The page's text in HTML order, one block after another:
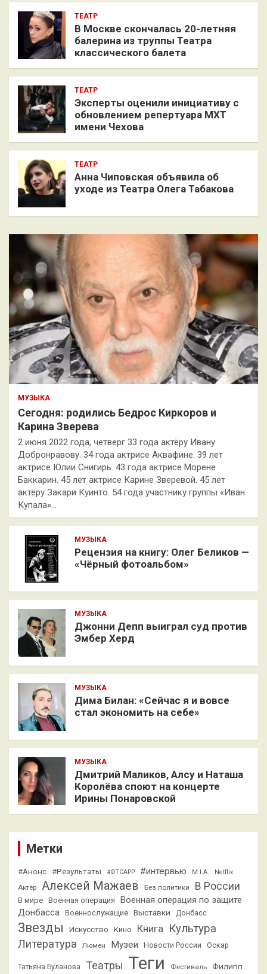
ТЕАТР
В Москве скончалась 20-летняя
балерина из труппы Театра
классического балета
ТЕАТР
Эксперты оценили инициативу с
обновлением репертуара МХТ
имени Чехова
ТЕАТР
Анна Чиповская объявила об
уходе из Театра Олега Табакова
МУЗЫКА
Сегодня: родились Бедрос Киркоров и
Карина Зверева
2 июня 2022 года, четверг 33 года актёру Ивану
Добронравову. 34 года актрисе Аквафине. 39 лет
актрисе Юлии Снигирь. 43 года актрисе Морене
Баккарин. 45 лет актрисе Карине Зверевой. 45 лет
актёру Закари Куинто. 54 года участнику группы «Иван
Купала»…
МУЗЫКА
Рецензия на книгу: Олег Беликов —
«Чёрный фотоальбом»
МУЗЫКА
Джонни Депп выиграл суд против
Эмбер Херд
МУЗЫКА
Дима Билан: «Сейчас я и вовсе
стал экономить на себе»
МУЗЫКА
Дмитрий Маликов, Алсу и Наташа
Королёва споют на концерте
Ирины Понаровской
Метки
#Анонс #Результаты #ФТСАРР #интервью M.I.A. Netflix
Актёр Алексей Мажаев Без политики В России
В мире Военная операция
Военная операция по защите
Донбасса
Военнослужащие Выставки Донбасс
Звезды Искусство Кино Книга Культура
Литература Люмен Музеи Новости России Оскар
Татьяна Буланова Театры Теги Фестиваль Филипп